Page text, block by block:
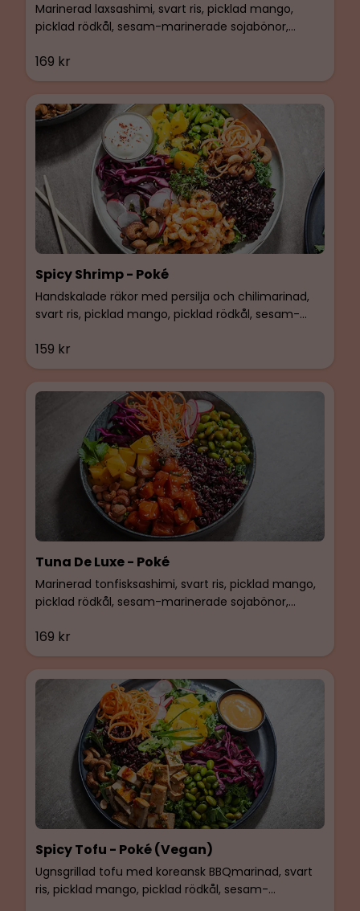
169 kr
Marinerad laxsashimi, svart ris, picklad mango,
picklad rödkål, sesam-marinerade sojabönor,
Glutenfri & Laktosfri.
Spicy Shrimp - Poké
159 kr
Handskalade räkor med persilja och chilimarinad,
svart ris, picklad mango, picklad rödkål, sesam-
karamelliserade cashewnötter. Glutenfri &
Laktosfri.
Tuna De Luxe - Poké
169 kr
Marinerad tonfisksashimi, svart ris, picklad mango,
picklad rödkål, sesam-marinerade sojabönor,
Glutenfri & laktosfri.
Spicy Tofu - Poké (Vegan)
Ugnsgrillad tofu med koreansk BBQmarinad, svart
ris, picklad mango, picklad rödkål, sesam-